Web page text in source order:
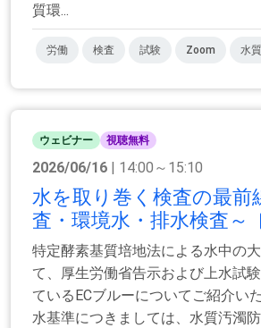
質環...
労働 検査 試験 Zoom 水質
ウェビナー 視聴無料
2026/06/16 | 14:00～15:10
水を取り巻く検査の最前
査・環境水・排水検査～
特定酵素基質培地法による水中の
て、厚生労働省告示および上水試
ているECブルーについてご紹介い
水基準につきましては、水質汚濁